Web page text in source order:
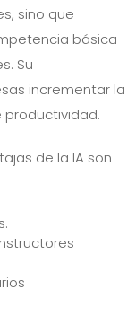
sino que
básica
Su
incrementar la
productividad.
de la IA son